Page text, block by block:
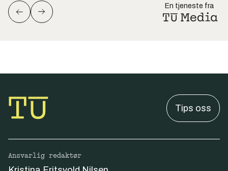
En tjeneste fra
Tips oss
Ansvarlig redaktør